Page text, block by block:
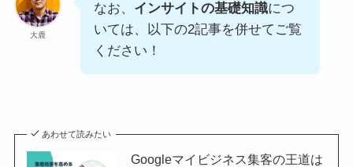
大鹿
なお、 インサイトの基礎知識につ
いては、以下の2記事を併せてご覧
ください！
あわせて読みたい
Googleマイビジネス集客の王道は